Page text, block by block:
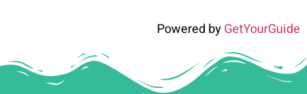
Powered byGetYourGuide